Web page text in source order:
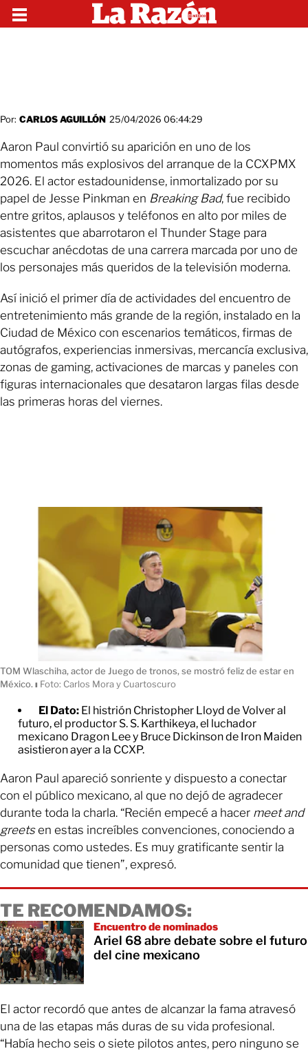
Por: CARLOS AGUILLÓN 25/04/2026 06:44:29
Aaron Paul convirtió su aparición en uno de los
momentos más explosivos del arranque de la CCXPMX
2026. El actor estadounidense, inmortalizado por su
papel de Jesse Pinkman en Breaking Bad, fue recibido
entre gritos, aplausos y teléfonos en alto por miles de
asistentes que abarrotaron el Thunder Stage para
escuchar anécdotas de una carrera marcada por uno de
los personajes más queridos de la televisión moderna.
Así inició el primer día de actividades del encuentro de
entretenimiento más grande de la región, instalado en la
Ciudad de México con escenarios temáticos, firmas de
autógrafos, experiencias inmersivas, mercancía exclusiva,
zonas de gaming, activaciones de marcas y paneles con
figuras internacionales que desataron largas filas desde
las primeras horas del viernes.
TOM Wlaschiha, actor de Juego de tronos, se mostró feliz de estar en
México. ı Foto: Carlos Mora y Cuartoscuro
El Dato: El histrión Christopher Lloyd de Volver al
futuro, el productor S. S. Karthikeya, el luchador
mexicano Dragon Lee y Bruce Dickinson de Iron Maiden
asistieron ayer a la CCXP.
Aaron Paul apareció sonriente y dispuesto a conectar
con el público mexicano, al que no dejó de agradecer
durante toda la charla. “Recién empecé a hacer meet and
greetsen estas increíbles convenciones, conociendo a
personas como ustedes. Es muy gratificante sentir la
comunidad que tienen”, expresó.
TE RECOMENDAMOS:
Encuentro de nominados
Ariel 68 abre debate sobre el futuro
del cine mexicano
El actor recordó que antes de alcanzar la fama atravesó
una de las etapas más duras de su vida profesional.
“Había hecho seis o siete pilotos antes, pero ninguno se